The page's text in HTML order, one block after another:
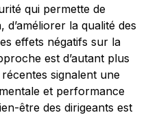
qui permette de
la qualité des
effets négatifs sur la
est d’autant plus
signalent une
et performance
être des dirigeants est